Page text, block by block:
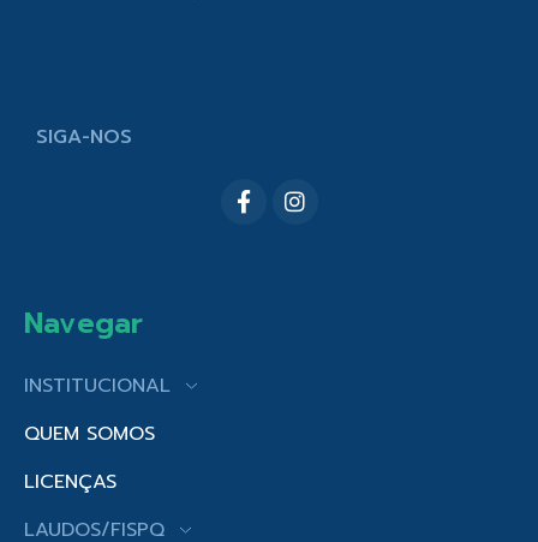
SIGA-NOS
Navegar
INSTITUCIONAL
QUEM SOMOS
LICENÇAS
LAUDOS/FISPQ